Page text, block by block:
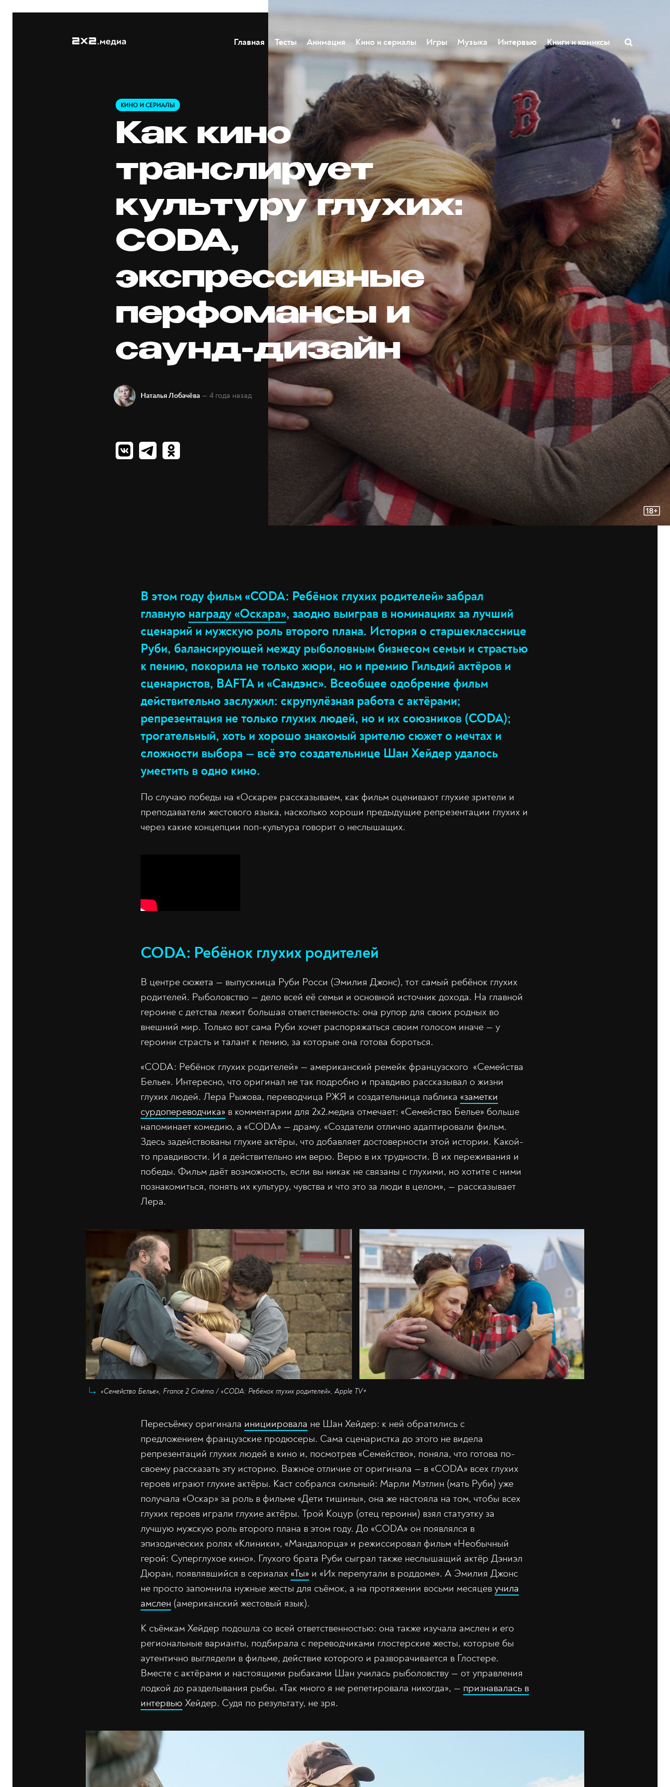
Главная Тесты Анимация Кино и сериалы Игры Музыка Интервью Книги и комиксы
КИНО И СЕРИАЛЫ
Как кино
транслирует
культуру глухих:
CODA,
экспрессивные
перфомансы и
саунд-дизайн
Наталья Лобачёва — 4 года назад
В этом году фильм «CODA: Ребёнок глухих родителей» забрал
главную награду «Оскара», заодно выиграв в номинациях за лучший
сценарий и мужскую роль второго плана. История о старшекласснице
Руби, балансирующей между рыболовным бизнесом семьи и страстью
к пению, покорила не только жюри, но и премию Гильдий актёров и
сценаристов, BAFTA и «Сандэнс». Всеобщее одобрение фильм
действительно заслужил: скрупулёзная работа с актёрами;
репрезентация не только глухих людей, но и их союзников (CODA);
трогательный, хоть и хорошо знакомый зрителю сюжет о мечтах и
сложности выбора — всё это создательнице Шан Хейдер удалось
уместить в одно кино.
По случаю победы на «Оскаре» рассказываем, как фильм оценивают глухие зрители и
преподаватели жестового языка, насколько хороши предыдущие репрезентации глухих и
через какие концепции поп-культура говорит о неслышащих.
CODA: Ребёнок глухих родителей
В центре сюжета — выпускница Руби Росси (Эмилия Джонс), тот самый ребёнок глухих
родителей. Рыболовство — дело всей её семьи и основной источник дохода. На главной
героине с детства лежит большая ответственность: она рупор для своих родных во
внешний мир. Только вот сама Руби хочет распоряжаться своим голосом иначе — у
героини страсть и талант к пению, за которые она готова бороться.
«CODA: Ребёнок глухих родителей» — американский ремейк французского «Семейства
Белье». Интересно, что оригинал не так подробно и правдиво рассказывал о жизни
глухих людей. Лера Рыжова, переводчица РЖЯ и создательница паблика «заметки
сурдопереводчика» в комментарии для 2х2.медиа отмечает: «Семейство Белье» больше
напоминает комедию, а «CODA» — драму. «Создатели отлично адаптировали фильм.
Здесь задействованы глухие актёры, что добавляет достоверности этой истории. Какой-
то правдивости. И я действительно им верю. Верю в их трудности. В их переживания и
победы. Фильм даёт возможность, если вы никак не связаны с глухими, но хотите с ними
познакомиться, понять их культуру, чувства и что это за люди в целом», — рассказывает
Лера.
«Семейство Белье», France 2 Cinéma / «CODA: Ребёнок глухих родителей», Apple TV+
Пересъёмку оригинала инициировала не Шан Хейдер: к ней обратились с
предложением французские продюсеры. Сама сценаристка до этого не видела
репрезентаций глухих людей в кино и, посмотрев «Семейство», поняла, что готова по-
своему рассказать эту историю. Важное отличие от оригинала — в «CODA» всех глухих
героев играют глухие актёры. Каст собрался сильный: Марли Мэтлин (мать Руби) уже
получала «Оскар» за роль в фильме «Дети тишины», она же настояла на том, чтобы всех
глухих героев играли глухие актёры. Трой Коцур (отец героини) взял статуэтку за
лучшую мужскую роль второго плана в этом году. До «CODA» он появлялся в
эпизодических ролях «Клиники», «Мандалорца» и режиссировал фильм «Необычный
герой: Суперглухое кино». Глухого брата Руби сыграл также неслышащий актёр Дэниэл
Дюран, появлявшийся в сериалах «Ты» и «Их перепутали в роддоме». А Эмилия Джонс
не просто запомнила нужные жесты для съёмок, а на протяжении восьми месяцев учила
амслен (американский жестовый язык).
К съёмкам Хейдер подошла со всей ответственностью: она также изучала амслен и его
региональные варианты, подбирала с переводчиками глостерские жесты, которые бы
аутентично выглядели в фильме, действие которого и разворачивается в Глостере.
Вместе с актёрами и настоящими рыбаками Шан училась рыболовству — от управления
лодкой до разделывания рыбы. «Так много я не репетировала никогда», — признавалась в
интервью Хейдер. Судя по результату, не зря.